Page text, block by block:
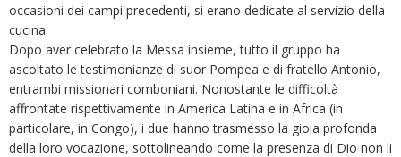
occasioni dei campi precedenti, si erano dedicate al servizio della
cucina.
Dopo aver celebrato la Messa insieme, tutto il gruppo ha
ascoltato le testimonianze di suor Pompea e di fratello Antonio,
entrambi missionari comboniani. Nonostante le difficoltà
affrontate rispettivamente in America Latina e in Africa (in
particolare, in Congo), i due hanno trasmesso la gioia profonda
della loro vocazione, sottolineando come la presenza di Dio non li